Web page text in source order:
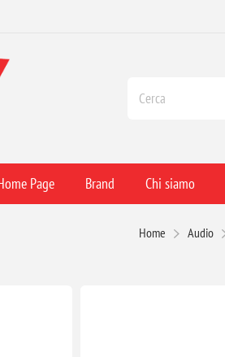
Page Brand Chi siamo
Home Audio